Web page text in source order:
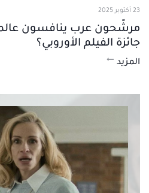
23 أكتوبر 2025
مرشّحون عرب ينافسون
جائزة الفيلم الأوروبي؟
المزيد